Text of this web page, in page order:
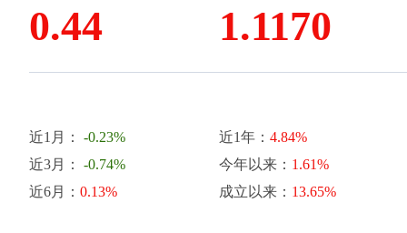
0.44 1.1170
近1月： -0.23%
近3月： -0.74%
近6月： 0.13%
近1年：4.84%
今年以来： 1.61%
成立以来： 13.65%